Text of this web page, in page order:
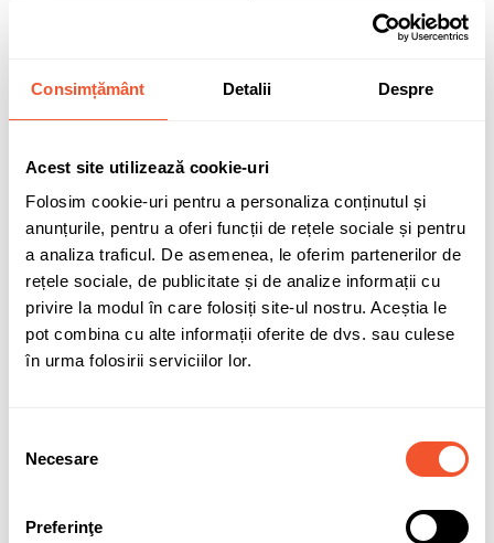
Consimțământ Detalii Despre
Acest site utilizează cookie-uri
Folosim cookie-uri pentru a personaliza conținutul și
anunțurile, pentru a oferi funcții de rețele sociale și pentru
a analiza traficul. De asemenea, le oferim partenerilor de
rețele sociale, de publicitate și de analize informații cu
privire la modul în care folosiți site-ul nostru. Aceștia le
pot combina cu alte informații oferite de dvs. sau culese
în urma folosirii serviciilor lor.
consimțământului
Necesare
Preferinţe
0 buc disponibile pentru comandă
Sunt de acord cu politica de confidentialitatea datelor cu
caracter personal.